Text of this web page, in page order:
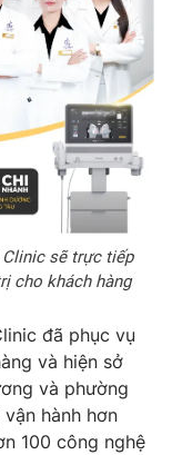
sẽ trực tiếp
cho khách hàng
đã phục vụ
và hiện sở
và phường
hành hơn
100 công nghệ